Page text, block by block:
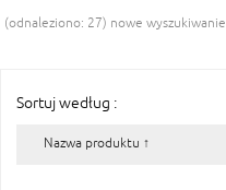
(odnaleziono: 27) nowe wyszukiwanie
Sortuj według :